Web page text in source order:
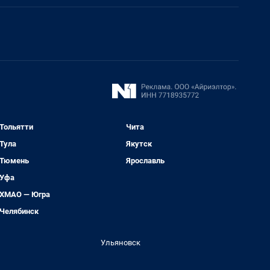
— Югра
Чита
Якутск
Ярославль
Ульяновск